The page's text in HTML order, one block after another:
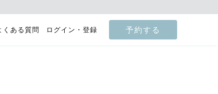
くある質問 ログイン・登録 予約する